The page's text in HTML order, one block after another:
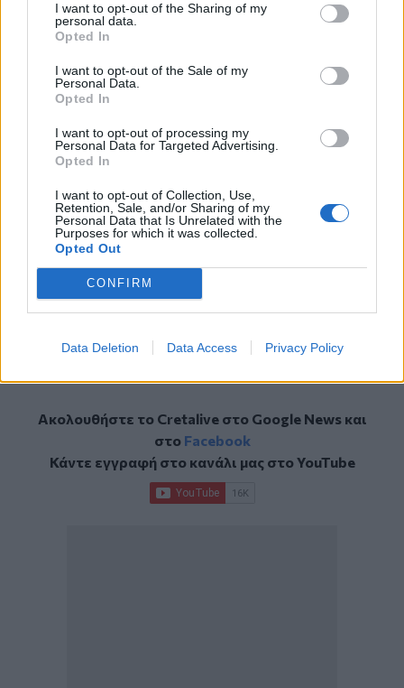
I want to opt-out of the Sharing of my
personal data.
Opted In
I want to opt-out of the Sale of my
Personal Data.
Opted In
I want to opt-out of processing my
Personal Data for Targeted Advertising.
Opted In
I want to opt-out of Collection, Use,
Retention, Sale, and/or Sharing of my
Personal Data that Is Unrelated with the
Purposes for which it was collected.
Opted Out
CONFIRM
Data Deletion Data Access Privacy Policy
επαγρύπνηση καθώς και εφαρμογή μέτρων
προφύλαξης για τον γενικό πληθυσμό και ιδίως
για τις ευπαθείς ομάδες.
Διαβάστε περισσότερες ειδήσεις από
την
Ρέθυμνο: Αναστέλλεται η λειτουργία των
Ηράκλειο: Προβλήματα με τις πτήσεις στο
«Ν.Καζαντζάκης», λόγω αφρικανικής σκόνης
και ισχυρών ανέμων
Η αφρικανική σκόνη “κατάπιε” την Κρήτη -
Συστάσεις προς τις ευπαθείς ομάδες! - Βίντεο
Ακολουθήστε το Cretalive στο Google Newsκαι
στο Facebook
Κάντε εγγραφή στο κανάλι μας στοYouTube